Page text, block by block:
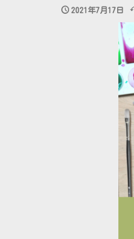
2021年7月17日